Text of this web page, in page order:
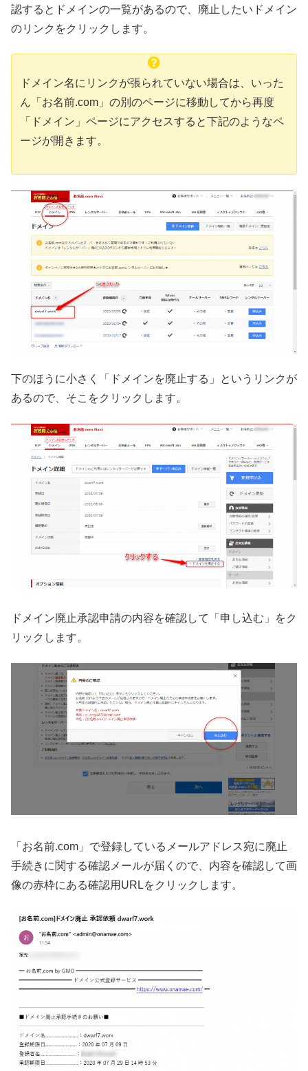
認するとドメインの一覧があるので、廃止したいドメイン
のリンクをクリックします。
ドメイン名にリンクが張られていない場合は、いった
ん「お名前.com」の別のページに移動してから再度
「ドメイン」ページにアクセスすると下記のようなペ
ージが開きます。
下のほうに小さく「ドメインを廃止する」というリンクが
あるので、そこをクリックします。
ドメイン廃止承認申請の内容を確認して「申し込む」をク
リックします。
「お名前.com」で登録しているメールアドレス宛に廃止
手続きに関する確認メールが届くので、内容を確認して画
像の赤枠にある確認用URLをクリックします。